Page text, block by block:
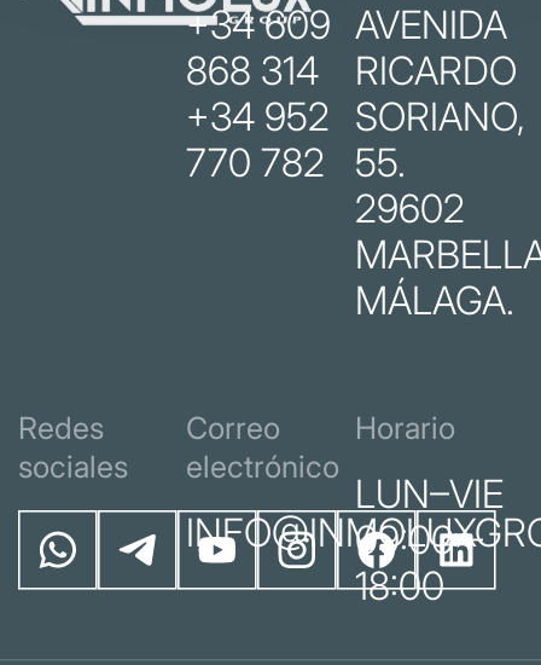
+34 609
868 314
+34 952
770 782
AVENIDA
RICARDO
SORIANO,
55.
29602
MÁLAGA.
Redes
sociales
Correo
electrónico
Horario
LUN–VIE
09:00 –
18:00